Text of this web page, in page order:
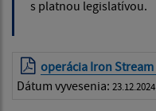
s platnou legislatívou.
operácia Iron Stream
Dátum vyvesenia: 23.12.2024